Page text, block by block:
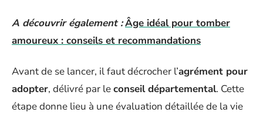
A découvrir également :Âge idéal pour tomber
amoureux : conseils et recommandations
Avant de se lancer, il faut décrocher l’agrément pour
adopter, délivré par leconseil départemental. Cette
étape donne lieu à une évaluation détaillée de la vie